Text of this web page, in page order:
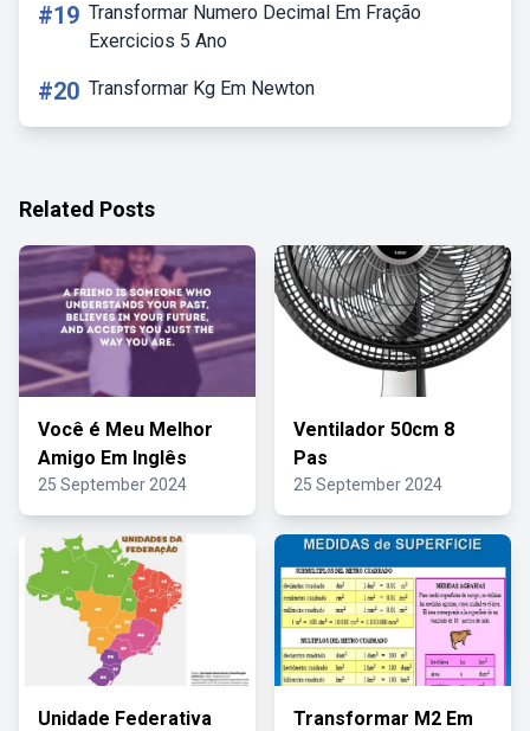
#19 Transformar Numero Decimal Em Fração
Exercicios 5 Ano
#20 Transformar Kg Em Newton
Related Posts
Você é Meu Melhor
Amigo Em Inglês
25 September 2024
Ventilador 50cm 8
Pas
25 September 2024
Unidade Federativa Transformar M2 Em